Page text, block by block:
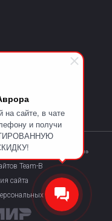
на сайте, в чате
и получи
«КУРОРТМАКС»»
Team-B
сайта
данных